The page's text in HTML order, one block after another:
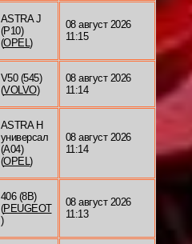
ASTRA J
(P10)
(OPEL)
08 август 2026
11:15
V50 (545)
(VOLVO)
08 август 2026
11:14
ASTRA H
универсал
(A04)
(OPEL)
08 август 2026
11:14
406 (8B)
(PEUGEOT
)
08 август 2026
11:13